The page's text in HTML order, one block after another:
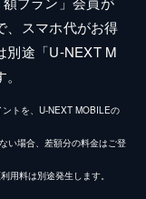
、スマホ代がお得
別途「U-NEXT M
トを、U-NEXT MOBILEの
い場合、差額分の料金はご登
用料は別途発生します。